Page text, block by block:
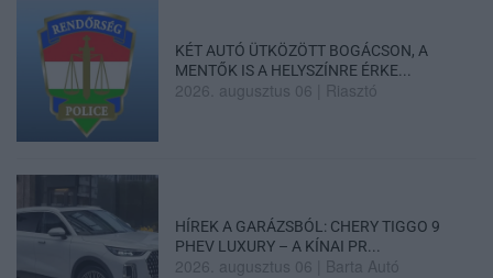
KÉT AUTÓ ÜTKÖZÖTT BOGÁCSON, A
MENTŐK IS A HELYSZÍNRE ÉRKE...
2026. augusztus 06 Riasztó
HÍREK A GARÁZSBÓL: CHERY TIGGO 9
PHEV LUXURY – A KÍNAI PR...
2026. augusztus 06 Barta Autó